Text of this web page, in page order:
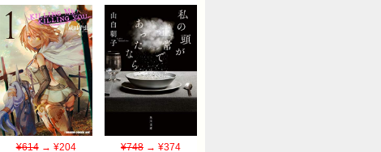
¥614→ ¥204 ¥748→ ¥374